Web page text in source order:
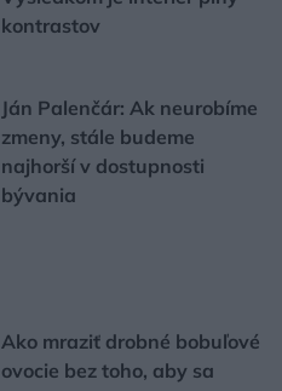
kontrastov
Ján Palenčár: Ak neurobíme
zmeny, stále budeme
najhorší v dostupnosti
bývania
Ako mraziť drobné bobuľové
ovocie bez toho, aby sa